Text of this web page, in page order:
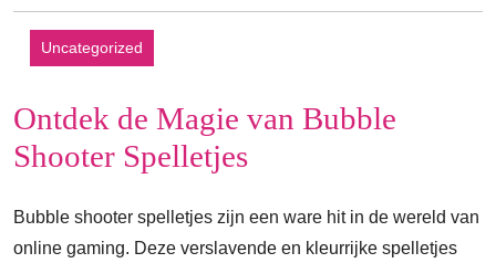
Uncategorized
Ontdek de Magie van Bubble
Shooter Spelletjes
Bubble shooter spelletjes zijn een ware hit in de wereld van
online gaming. Deze verslavende en kleurrijke spelletjes